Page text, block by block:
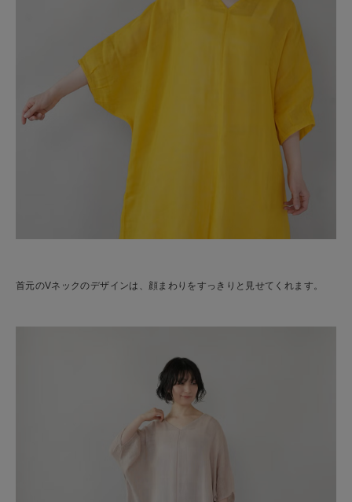
首元のVネックのデザインは、顔まわりをすっきりと見せてくれます。